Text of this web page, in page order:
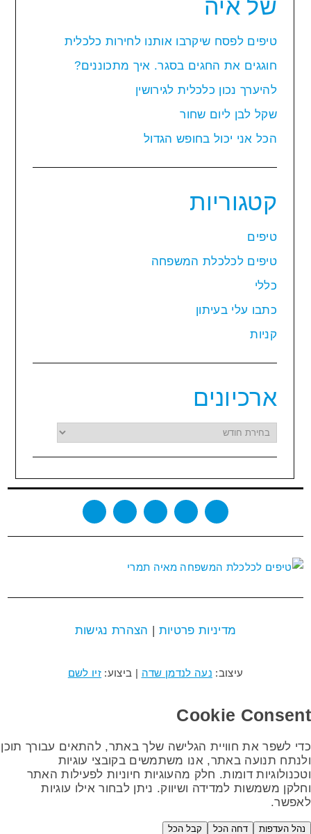
של איה
טיפים לפסח שיקרבו אותנו לחירות כלכלית
חוגגים את החגים בסגר. איך מתכוננים?
להיערך נכון כלכלית לגירושין
שקל לבן ליום שחור
הכל אני יכול בחופש הגדול
קטגוריות
טיפים
טיפים לכלכלת המשפחה
כללי
כתבו עלי בעיתון
קניות
ארכיונים
ארכיונים
מדיניות פרטיות הצהרת נגישות
עיצוב: נעה לנדמן שדה | ביצוע: זיו לשם